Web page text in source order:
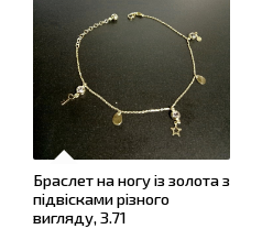
Браслет на ногу із золота з
підвісками різного
вигляду, 3.71